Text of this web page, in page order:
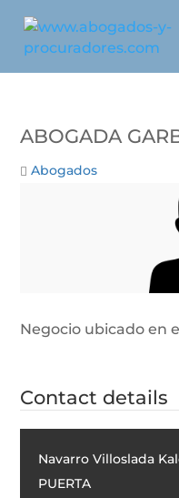
ABOGADA
Abogados
Negocio ubicado en
Contact details
Navarro Villoslada
PUERTA